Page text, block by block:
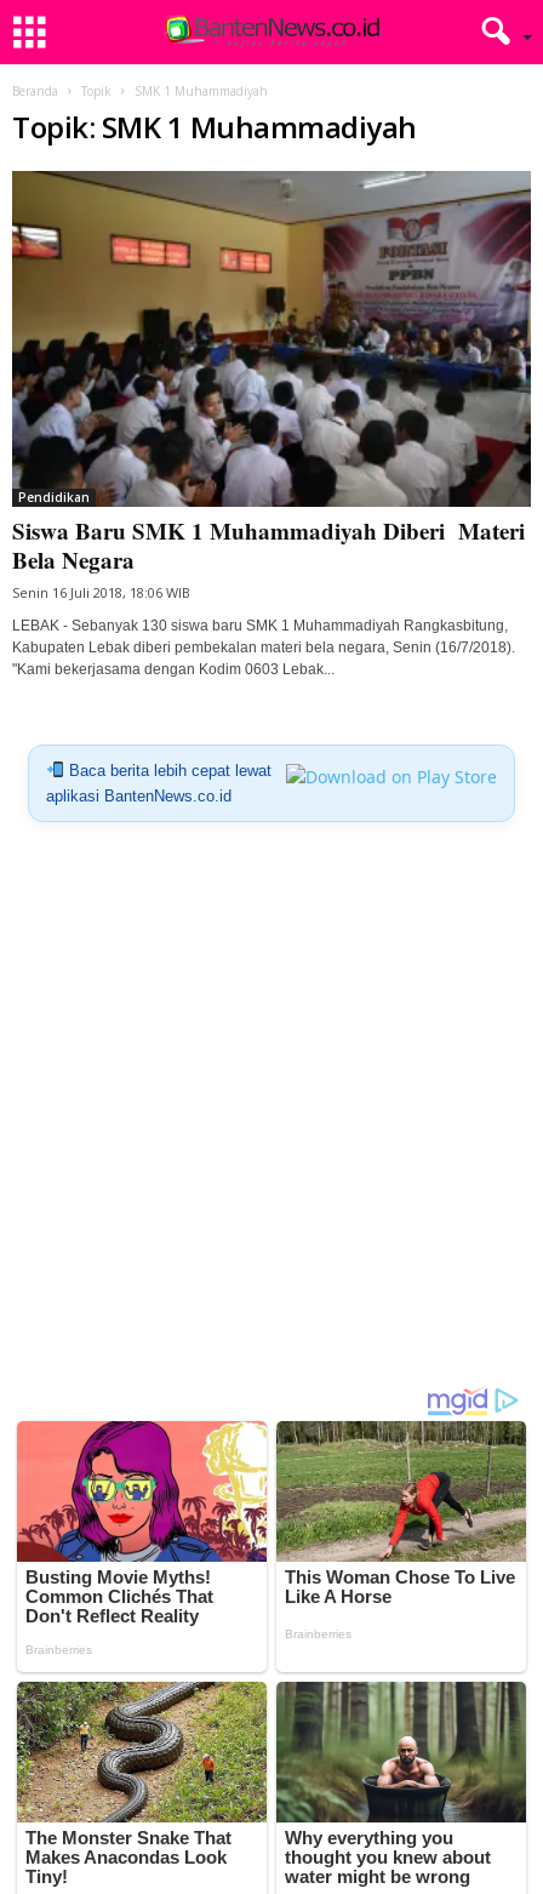
Beranda Topik SMK 1 Muhammadiyah
Topik: SMK 1 Muhammadiyah
Pendidikan
Siswa Baru SMK 1 Muhammadiyah Diberi Materi
Bela Negara
Senin 16 Juli 2018, 18:06 WIB
LEBAK - Sebanyak 130 siswa baru SMK 1 Muhammadiyah Rangkasbitung,
Kabupaten Lebak diberi pembekalan materi bela negara, Senin (16/7/2018).
"Kami bekerjasama dengan Kodim 0603 Lebak...
Baca berita lebih cepat lewat
aplikasi BantenNews.co.id